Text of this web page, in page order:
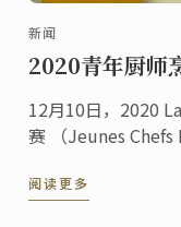
新闻
2020青年厨师
12月10日，2020
赛 （Jeunes
阅读更多